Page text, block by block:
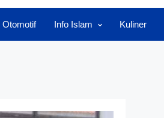
Otomotif Info Islam Kuliner